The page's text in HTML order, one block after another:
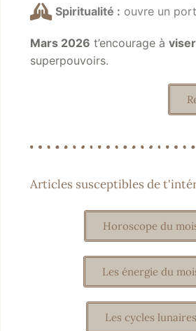
Spiritualité : ouvre un
Mars 2026 t’encourage à
superpouvoirs.
Articles susceptibles de
Horoscope du
Les énergie du
Les cycles lunaires